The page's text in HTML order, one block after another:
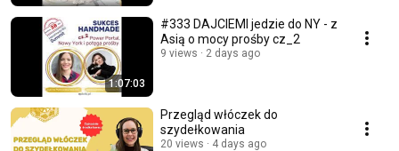
1:07:03
#333 DAJCIEMI jedzie do NY - z
Asią o mocy prośby cz_2
9 views 2 days ago
Przegląd włóczek do
szydełkowania
20 views 4 days ago